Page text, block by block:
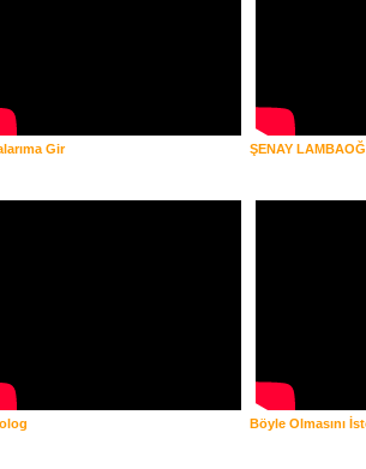
Gir ŞENAY
Böyle Olmasını